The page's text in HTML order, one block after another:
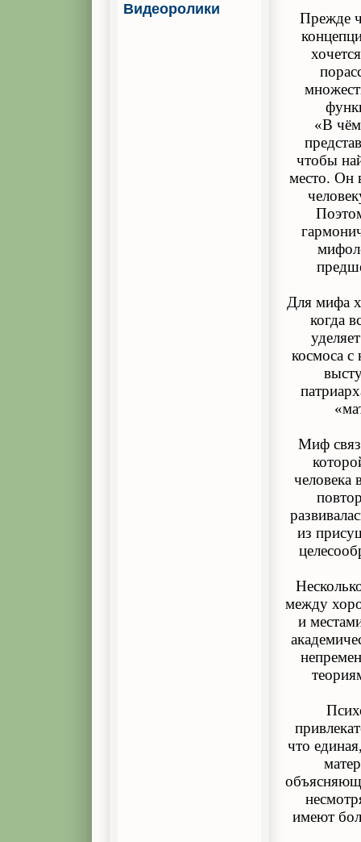
Прежде
«В чём
чтобы
место. Он
Для мифа
когда
космоса с
Миф
человека
из
между
и
что
имеют
Видеоролики